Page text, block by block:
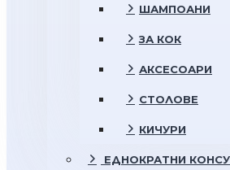
ШАМПОАНИ
ЗА КОК
АКСЕСОАРИ
СТОЛОВЕ
КИЧУРИ
ЕДНОКРАТНИ